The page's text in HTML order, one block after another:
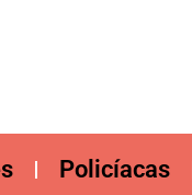
Policíacas